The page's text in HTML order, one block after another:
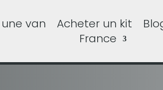
van Acheter un kit
France